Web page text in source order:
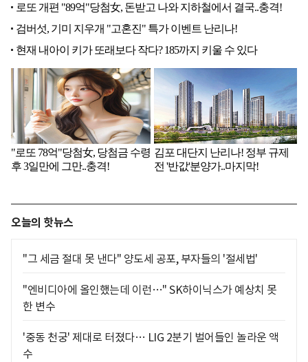
오늘의 핫뉴스
"그 세금 절대 못 낸다" 양도세 공포, 부자들의 '절세법'
"엔비디아에 올인했는데 이런…" SK하이닉스가 예상치 못
한 변수
'중동 천궁' 제대로 터졌다… LIG 2분기 벌어들인 놀라운 액
수